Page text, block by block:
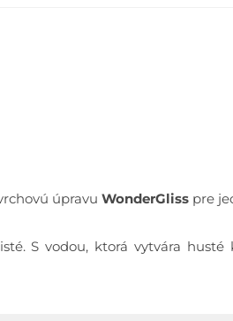
úpravu WonderGliss pre
S vodou, ktorá vytvára